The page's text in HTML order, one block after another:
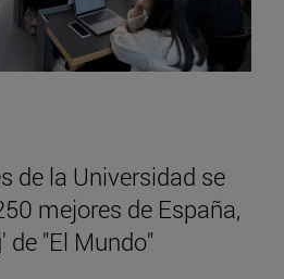
de la Universidad se
mejores de España,
de "El Mundo"